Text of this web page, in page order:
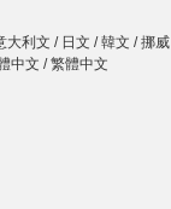
大利文 / 日文 / 韓文 / 挪威
中文 / 繁體中文